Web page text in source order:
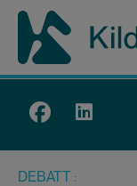
Hopp
hovedinnhold
DEBATT